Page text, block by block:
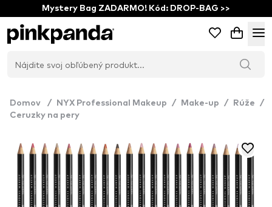
Mystery Bag ZADARMO! Kód: DROP-BAG >>
Domov / NYX Professional Makeup / Make-up / Rúže
/
Ceruzky na pery